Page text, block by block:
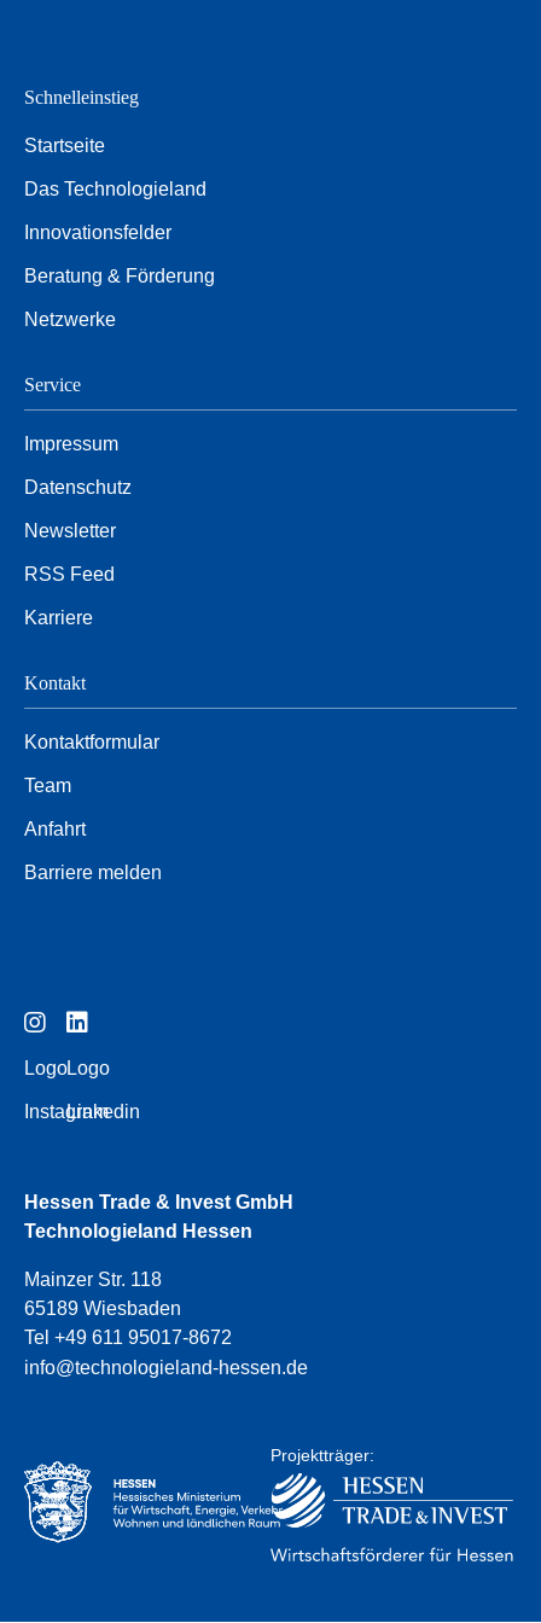
Schnelleinstieg
Startseite
Das Technologieland
Innovationsfelder
Beratung & Förderung
Netzwerke
Service
Impressum
Datenschutz
Newsletter
RSS Feed
Karriere
Kontakt
Kontaktformular
Team
Anfahrt
Barriere melden
Logo
Instagram
Logo
Linkedin
Hessen Trade & Invest GmbH
Technologieland Hessen
Mainzer Str. 118
65189 Wiesbaden
Tel +49 611 95017-8672
info@technologieland-hessen.de
Projektträger: